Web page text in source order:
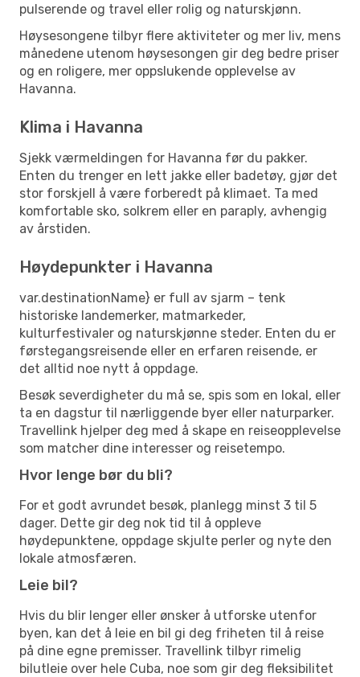
pulserende og travel eller rolig og naturskjønn.
Høysesongene tilbyr flere aktiviteter og mer liv, mens
månedene utenom høysesongen gir deg bedre priser
og en roligere, mer oppslukende opplevelse av
Havanna.
Klima i Havanna
Sjekk værmeldingen for Havanna før du pakker.
Enten du trenger en lett jakke eller badetøy, gjør det
stor forskjell å være forberedt på klimaet. Ta med
komfortable sko, solkrem eller en paraply, avhengig
av årstiden.
Høydepunkter i Havanna
var.destinationName} er full av sjarm – tenk
historiske landemerker, matmarkeder,
kulturfestivaler og naturskjønne steder. Enten du er
førstegangsreisende eller en erfaren reisende, er
det alltid noe nytt å oppdage.
Besøk severdigheter du må se, spis som en lokal, eller
ta en dagstur til nærliggende byer eller naturparker.
Travellink hjelper deg med å skape en reiseopplevelse
som matcher dine interesser og reisetempo.
Hvor lenge bør du bli?
For et godt avrundet besøk, planlegg minst 3 til 5
dager. Dette gir deg nok tid til å oppleve
høydepunktene, oppdage skjulte perler og nyte den
lokale atmosfæren.
Leie bil?
Hvis du blir lenger eller ønsker å utforske utenfor
byen, kan det å leie en bil gi deg friheten til å reise
på dine egne premisser. Travellink tilbyr rimelig
bilutleie over hele Cuba, noe som gir deg fleksibilitet